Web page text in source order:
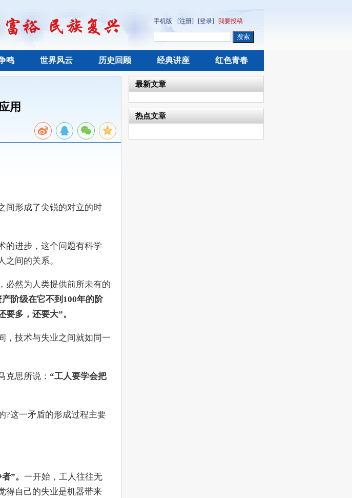
手机版 [注册] [登录] 我要投稿
鸣 世界风云 历史回顾 经典讲座 红色青春
用
形成了尖锐的对立的时
进步，这个问题有科学
间的关系。
然为人类提供前所未有的
产阶级在它不到100年的阶
多，还要大”。
技术与失业之间就如同一
思所说： “工人要学会把
这一矛盾的形成过程主要
”。 一开始，工人往往无
得自己的失业是机器带来
最新文章
热点文章